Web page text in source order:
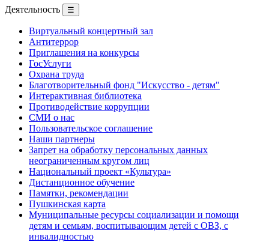
Деятельность ☰
Виртуальный концертный зал
Антитеррор
Приглашения на конкурсы
ГосУслуги
Охрана труда
Благотворительный фонд "Искусство - детям"
Интерактивная библиотека
Противодействие коррупции
СМИ о нас
Пользовательское соглашение
Наши партнеры
Запрет на обработку персональных данных
неограниченным кругом лиц
Национальный проект «Культура»
Дистанционное обучение
Памятки, рекомендации
Пушкинская карта
Муниципальные ресурсы социализации и помощи
детям и семьям, воспитывающим детей с ОВЗ, с
инвалидностью